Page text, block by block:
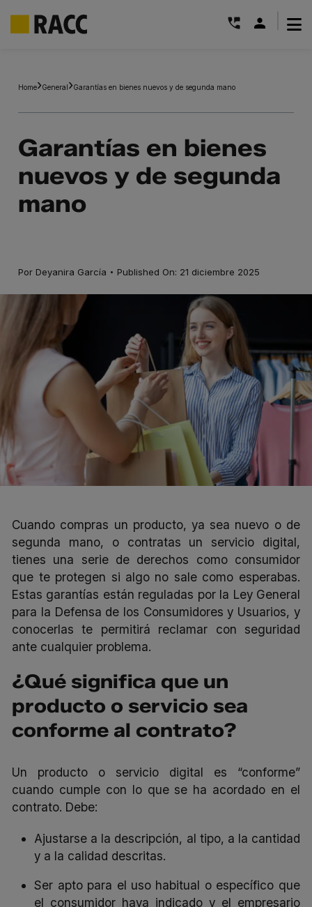
contenido
Home General Garantías en bienes nuevos y de segunda mano
Garantías en bienes
nuevos y de segunda
mano
Por Deyanira García · Published On: 21 diciembre 2025
Cuando compras un producto, ya sea nuevo o de
segunda mano, o contratas un servicio digital,
tienes una serie de derechos como consumidor
que te protegen si algo no sale como esperabas.
Estas garantías están reguladas por la Ley General
para la Defensa de los Consumidores y Usuarios, y
conocerlas te permitirá reclamar con seguridad
ante cualquier problema.
¿Qué significa que un
producto o servicio sea
conforme al contrato?
Un producto o servicio digital es “conforme”
cuando cumple con lo que se ha acordado en el
contrato. Debe:
Ajustarse a la descripción, al tipo, a la cantidad
y a la calidad descritas.
Ser apto para el uso habitual o específico que
el consumidor haya indicado y el empresario